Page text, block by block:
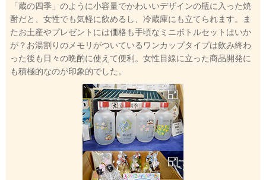
「蔵の四季」のように小容量でかわいいデザインの瓶に入った焼
酎だと、女性でも気軽に飲めるし、冷蔵庫にも立てられます。ま
たお土産やプレゼントには価格も手頃なミニボトルセットはいか
が？お湯割りのメモリがついているワンカップタイプは飲み終わ
った後も日々の晩酌に使えて便利。女性目線に立った商品開発に
も積極的なのが印象的でした。